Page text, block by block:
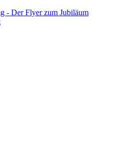
- Der Flyer zum Jubiläum